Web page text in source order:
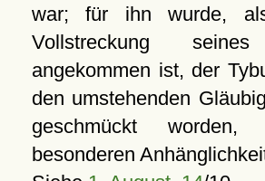
war; für ihn wurde,
Vollstreckung seines
angekommen ist, der
den umstehenden
geschmückt
besonderen